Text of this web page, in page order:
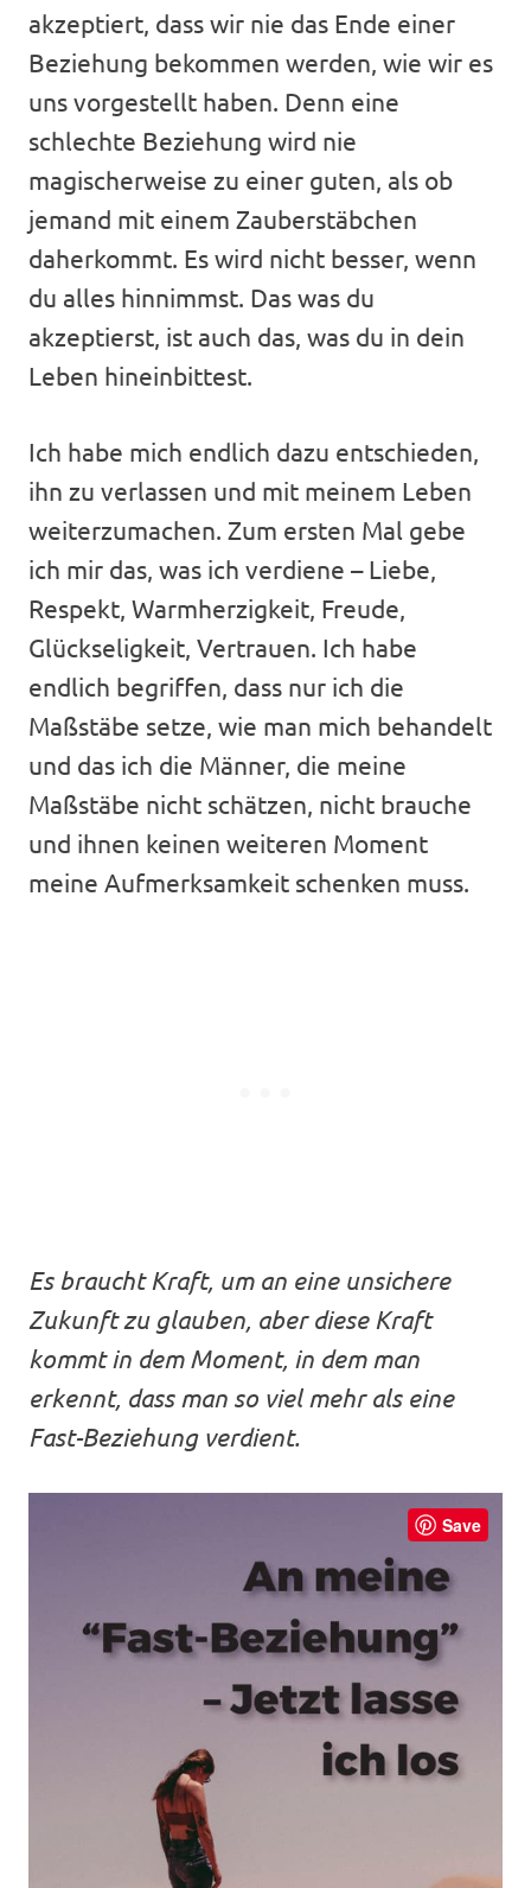
akzeptiert, dass wir nie das Ende einer
Beziehung bekommen werden, wie wir es
uns vorgestellt haben. Denn eine
schlechte Beziehung wird nie
magischerweise zu einer guten, als ob
jemand mit einem Zauberstäbchen
daherkommt. Es wird nicht besser, wenn
du alles hinnimmst. Das was du
akzeptierst, ist auch das, was du in dein
Leben hineinbittest.
Ich habe mich endlich dazu entschieden,
ihn zu verlassen und mit meinem Leben
weiterzumachen. Zum ersten Mal gebe
ich mir das, was ich verdiene – Liebe,
Respekt, Warmherzigkeit, Freude,
Glückseligkeit, Vertrauen. Ich habe
endlich begriffen, dass nur ich die
Maßstäbe setze, wie man mich behandelt
und das ich die Männer, die meine
Maßstäbe nicht schätzen, nicht brauche
und ihnen keinen weiteren Moment
meine Aufmerksamkeit schenken muss.
Es braucht Kraft, um an eine unsichere
Zukunft zu glauben, aber diese Kraft
kommt in dem Moment, in dem man
erkennt, dass man so viel mehr als eine
Fast-Beziehung verdient.
Save